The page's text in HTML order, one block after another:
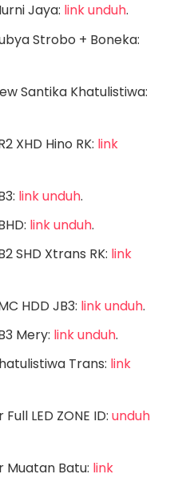
Jaya: link unduh.
Strobo + Boneka:
Santika Khatulistiwa:
XHD Hino RK: link
link unduh.
link unduh.
SHD Xtrans RK: link
HDD JB3: link unduh.
Mery: link unduh.
Trans: link
LED ZONE ID: unduh
Muatan Batu: link